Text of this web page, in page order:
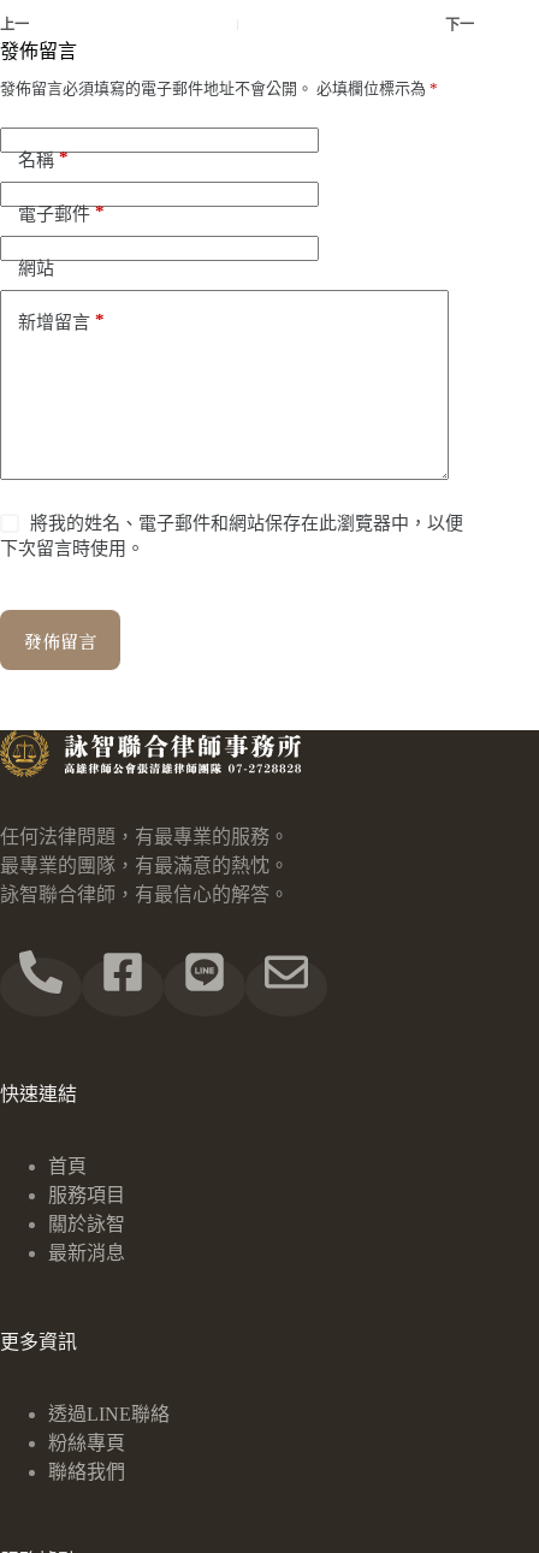
上一 下一
發佈留言
發佈留言必須填寫的電子郵件地址不會公開。 必填欄位標示為 *
名稱*
電子郵件*
網站
新增留言 *
將我的姓名、電子郵件和網站保存在此瀏覽器中，以便
下次留言時使用。
發佈留言
任何法律問題，有最專業的服務。
最專業的團隊，有最滿意的熱忱。
詠智聯合律師，有最信心的解答。
快速連結
首頁
服務項目
關於詠智
最新消息
更多資訊
透過LINE聯絡
粉絲專頁
聯絡我們